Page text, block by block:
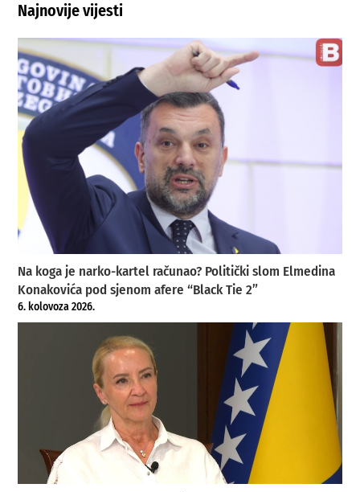
Najnovije vijesti
Na koga je narko-kartel računao? Politički slom Elmedina
Konakovića pod sjenom afere “Black Tie 2”
6. kolovoza 2026.